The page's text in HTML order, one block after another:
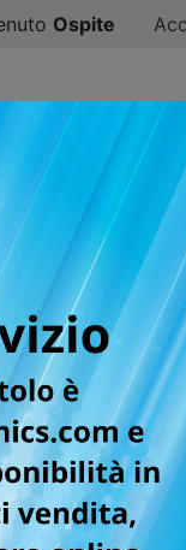
Ospite
#ILOVEMANGA